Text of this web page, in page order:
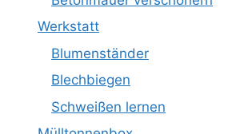
Werkstatt
Blumenständer
Blechbiegen
Schweißen lernen